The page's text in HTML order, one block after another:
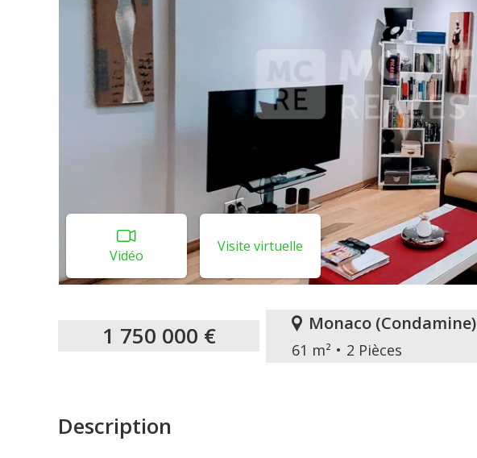
Vidéo
Visite virtuelle
1 750 000 € Monaco (Condamine)
61 m² 2 Pièces
Description